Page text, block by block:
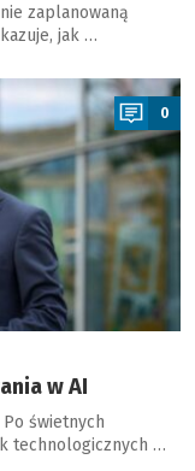
zaplanowaną
jak …
0
w AI
świetnych
technologicznych …